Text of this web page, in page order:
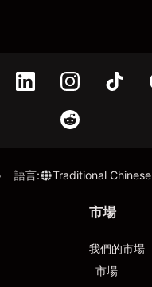
語言: Traditional Chinese
市場
我們的市場
市場